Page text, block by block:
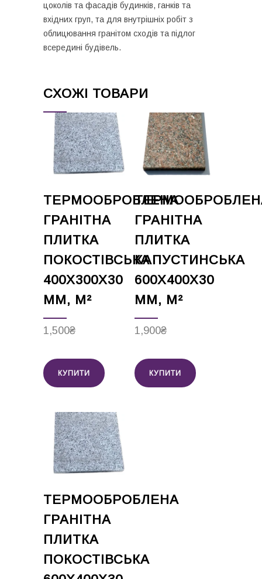
цоколів та фасадів будинків, ганків та
вхідних груп, та для внутрішніх робіт з
облицювання гранітом сходів та підлог
всередині будівель.
СХОЖІ ТОВАРИ
ТЕРМООБРОБЛЕНА
ГРАНІТНА
ПЛИТКА
ПОКОСТІВСЬКА
400Х300Х30
ММ, М²
1,500₴
КУПИТИ
ГРАНІТНА
ПЛИТКА
КАПУСТИНСЬКА
600Х400Х30
ММ, М²
1,900₴
КУПИТИ
ТЕРМООБРОБЛЕНА
ГРАНІТНА
ПЛИТКА
ПОКОСТІВСЬКА